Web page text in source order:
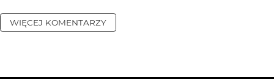
WIĘCEJ KOMENTARZY